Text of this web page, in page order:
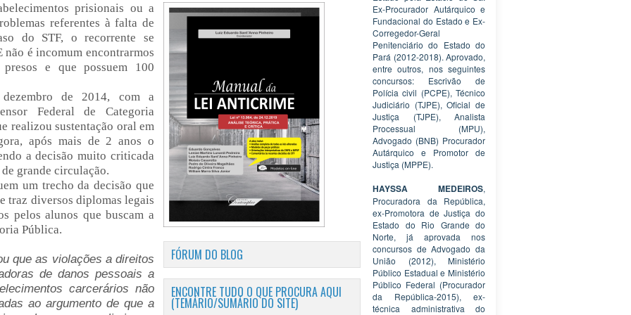
prisionais ou a
referentes à falta de
do STF, o recorrente se
não é incomum encontrarmos
e que possuem 100
de 2014, com a
Federal de Categoria
realizou sustentação oral em
após mais de 2 anos o
a decisão muito criticada
grande circulação.
um trecho da decisão que
traz diversos diplomas legais
pelos alunos que buscam a
Pública.
que as violações a direitos
de danos pessoais a
carcerários não
ao argumento de que a
FÓRUM DO BLOG
ENCONTRE TUDO O QUE PROCURA AQUI
(TEMÁRIO/SUMÁRIO DO SITE)
Ex-Procurador Autárquico e
Fundacional do Estado e Ex-
Corregedor-Geral
Penitenciário do Estado do
Pará (2012-2018). Aprovado,
entre outros, nos seguintes
concursos: Escrivão de
Polícia civil (PCPE), Técnico
Judiciário (TJPE), Oficial de
Justiça (TJPE), Analista
Processual (MPU),
Advogado (BNB) Procurador
Autárquico e Promotor de
Justiça (MPPE).
HAYSSA MEDEIROS,
Procuradora da República,
ex-Promotora de Justiça do
Estado do Rio Grande do
Norte, já aprovada nos
concursos de Advogado da
União (2012), Ministério
Público Estadual e Ministério
Público Federal (Procurador
da República-2015), ex-
técnica administrativa do